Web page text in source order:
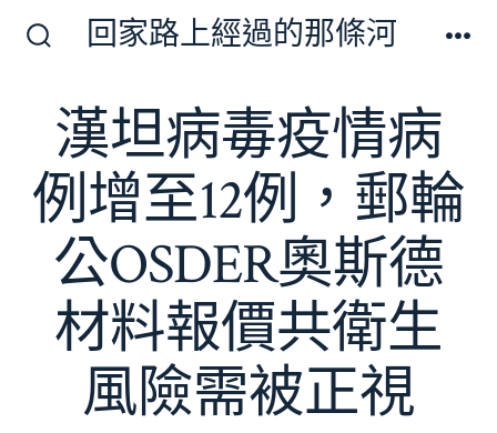
切
換
開
關
回家路上經過的那條河
漢坦病毒疫情病
例增至12例，郵輪
公OSDER奧斯德
材料報價共衛生
風險需被正視